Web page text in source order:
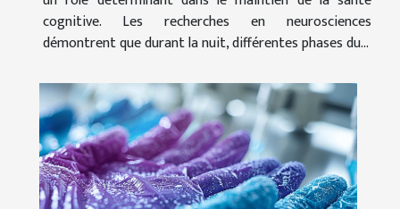
cognitive. Les recherches en neurosciences
démontrent que durant la nuit, différentes phases du...